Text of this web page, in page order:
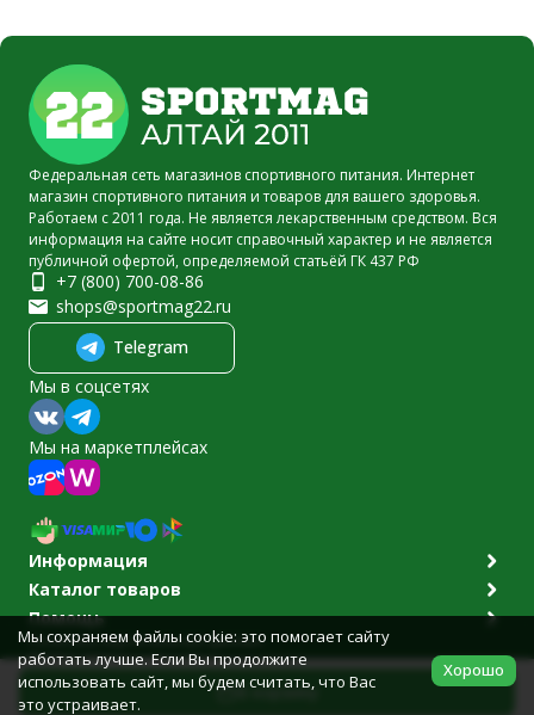
В корзину
Федеральная сеть магазинов спортивного питания. Интернет
магазин спортивного питания и товаров для вашего здоровья.
Работаем с 2011 года. Не является лекарственным средством. Вся
информация на сайте носит справочный характер и не является
публичной офертой, определяемой статьёй ГК 437 РФ
+7 (800) 700-08-86
shops@sportmag22.ru
Telegram
Мы в соцсетях
Мы на маркетплейсах
Информация
Каталог товаров
Помощь
Политика персональных данных
© 2011-2026 Sportmag22.ru
Разработано вbodysite.ru
Мы сохраняем файлы cookie: это помогает сайту
работать лучше. Если Вы продолжите
использовать сайт, мы будем считать, что Вас
это устраивает.
Хорошо